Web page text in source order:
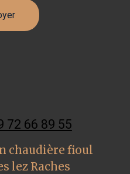
72 66 89 55
chaudière fioul
lez Raches